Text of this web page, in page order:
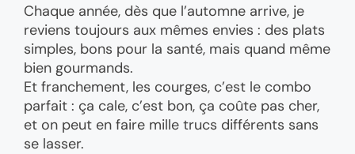
Chaque année, dès que l’automne arrive, je
reviens toujours aux mêmes envies : des plats
simples, bons pour la santé, mais quand même
bien gourmands.
Et franchement, les courges, c’est le combo
parfait : ça cale, c’est bon, ça coûte pas cher,
et on peut en faire mille trucs différents sans
se lasser.